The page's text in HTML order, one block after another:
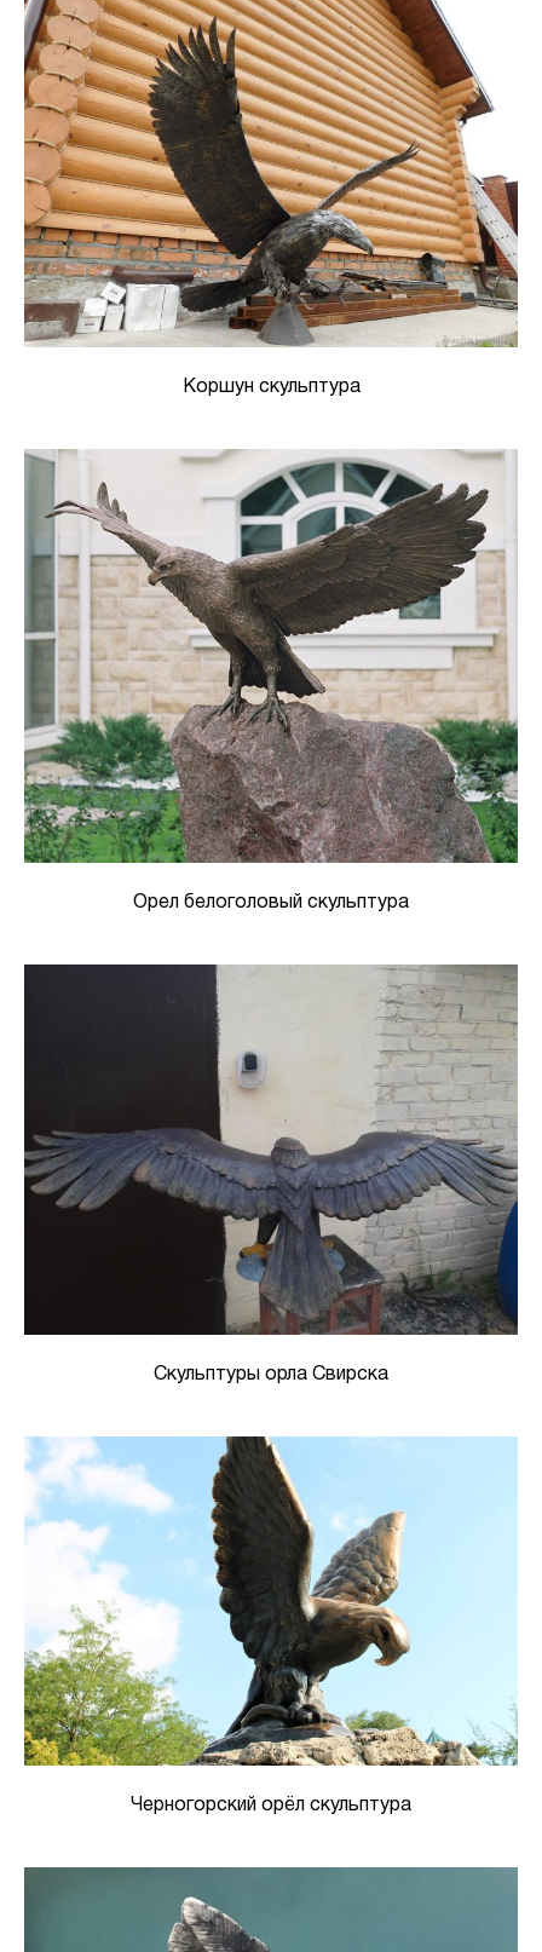
Коршун скульптура
Орел белоголовый скульптура
Скульптуры орла Свирска
Черногорский орёл скульптура